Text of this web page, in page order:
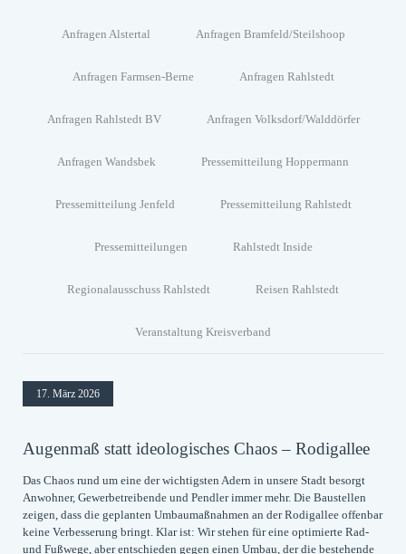
Anfragen Alstertal Anfragen Bramfeld/Steilshoop
Anfragen Farmsen-Berne Anfragen Rahlstedt
Anfragen Rahlstedt BV Anfragen Volksdorf/Walddörfer
Anfragen Wandsbek Pressemitteilung Hoppermann
Pressemitteilung Jenfeld Pressemitteilung Rahlstedt
Pressemitteilungen Rahlstedt Inside
Regionalausschuss Rahlstedt Reisen Rahlstedt
Veranstaltung Kreisverband
17. März 2026
Augenmaß statt ideologisches Chaos – Rodigallee
Das Chaos rund um eine der wichtigsten Adern in unsere Stadt besorgt
Anwohner, Gewerbetreibende und Pendler immer mehr. Die Baustellen
zeigen, dass die geplanten Umbaumaßnahmen an der Rodigallee offenbar
keine Verbesserung bringt. Klar ist: Wir stehen für eine optimierte Rad-
und Fußwege, aber entschieden gegen einen Umbau, der die bestehende